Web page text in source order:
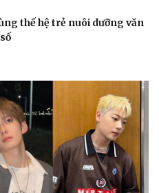
thế hệ trẻ nuôi dưỡng văn